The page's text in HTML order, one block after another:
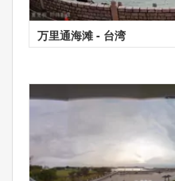
万里通海滩 - 台湾